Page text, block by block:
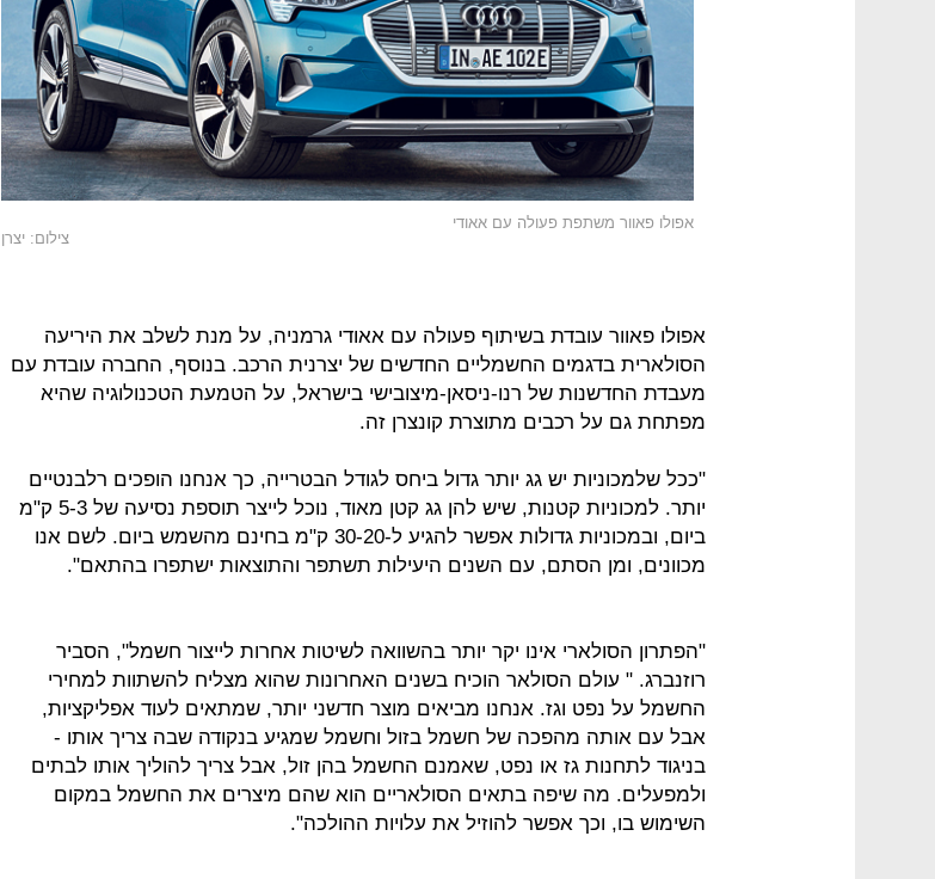
אפולו פאוור משתפת פעולה עם אאודי
צילום: יצרן
אפולו פאוור עובדת בשיתוף פעולה עם אאודי גרמניה, על מנת לשלב את היריעה
הסולארית בדגמים החשמליים החדשים של יצרנית הרכב. בנוסף, החברה עובדת עם
מעבדת החדשנות של רנו-ניסאן-מיצובישי בישראל, על הטמעת הטכנולוגיה שהיא
מפתחת גם על רכבים מתוצרת קונצרן זה.
"ככל שלמכוניות יש גג יותר גדול ביחס לגודל הבטרייה, כך אנחנו הופכים רלבנטיים
יותר. למכוניות קטנות, שיש להן גג קטן מאוד, נוכל לייצר תוספת נסיעה של 5-3 ק"מ
ביום, ובמכוניות גדולות אפשר להגיע ל-30-20 ק"מ בחינם מהשמש ביום. לשם אנו
מכוונים, ומן הסתם, עם השנים היעילות תשתפר והתוצאות ישתפרו בהתאם".
"הפתרון הסולארי אינו יקר יותר בהשוואה לשיטות אחרות לייצור חשמל", הסביר
רוזנברג. " עולם הסולאר הוכיח בשנים האחרונות שהוא מצליח להשתוות למחירי
החשמל על נפט וגז. אנחנו מביאים מוצר חדשני יותר, שמתאים לעוד אפליקציות,
אבל עם אותה מהפכה של חשמל בזול וחשמל שמגיע בנקודה שבה צריך אותו -
בניגוד לתחנות גז או נפט, שאמנם החשמל בהן זול, אבל צריך להוליך אותו לבתים
ולמפעלים. מה שיפה בתאים הסולאריים הוא שהם מיצרים את החשמל במקום
השימוש בו, וכך אפשר להוזיל את עלויות ההולכה".